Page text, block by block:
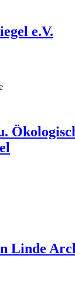
e.V.
Linde